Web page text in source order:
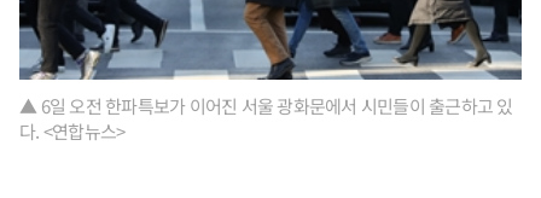
▲ 6일 오전 한파특보가 이어진 서울 광화문에서 시민들이 출근하고 있
다. <연합뉴스>